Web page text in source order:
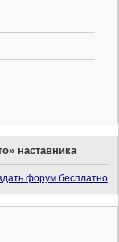
наставника
форум бесплатно